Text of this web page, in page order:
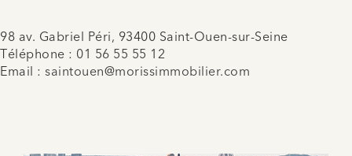
98 av. Gabriel Péri, 93400 Saint-Ouen-sur-Seine
Téléphone : 01 56 55 55 12
Email : saintouen@morissimmobilier.com